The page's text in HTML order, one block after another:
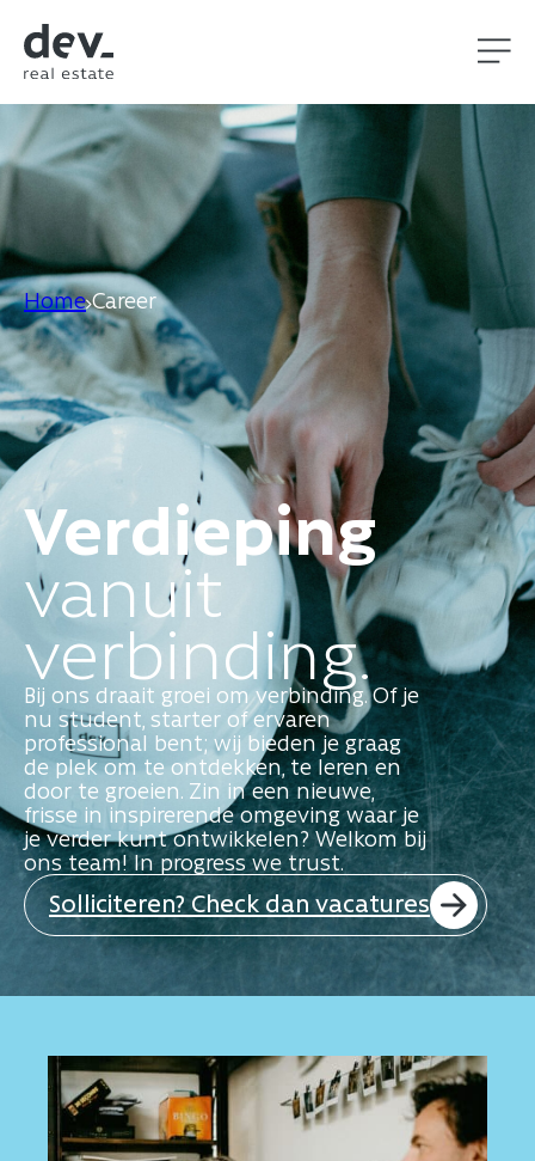
Home Career
Verdieping
vanuit
verbinding.
Bij ons draait groei om verbinding. Of je
nu student, starter of ervaren
professional bent; wij bieden je graag
de plek om te ontdekken, te leren en
door te groeien. Zin in een nieuwe,
frisse in inspirerende omgeving waar je
je verder kunt ontwikkelen? Welkom bij
ons team! In progress we trust.
Solliciteren? Check dan vacatures